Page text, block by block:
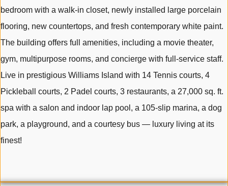
bedroom with a walk-in closet, newly installed large porcelain
flooring, new countertops, and fresh contemporary white paint.
The building offers full amenities, including a movie theater,
gym, multipurpose rooms, and concierge with full-service staff.
Live in prestigious Williams Island with 14 Tennis courts, 4
Pickleball courts, 2 Padel courts, 3 restaurants, a 27,000 sq. ft.
spa with a salon and indoor lap pool, a 105-slip marina, a dog
park, a playground, and a courtesy bus — luxury living at its
finest!